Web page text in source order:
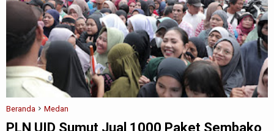
Beranda Medan
PLN UID Sumut Jual 1000 Paket Sembako
EDUKASI
ADVETORIAL
REDAKSI